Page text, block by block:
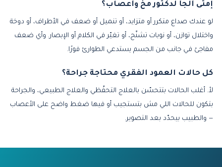
إمتى ألجأ لدكتور مخ وأعصاب؟
لو عندك صداع متكرر أو متزايد، أو تنميل أو ضعف في الأطراف، أو دوخة
واختلال توازن، أو نوبات تشنّج، أو تغيّر في الكلام أو الإبصار. وأي ضعف
مفاجئ في جانب من الجسم يستدعي الطوارئ فورًا.
كل حالات العمود الفقري محتاجة جراحة؟
لأ. أغلب الحالات بتتحسّن بالعلاج التحفّظي والعلاج الطبيعي، والجراحة
بتكون للحالات اللي مش بتستجيب أو فيها ضغط واضح على الأعصاب
— والطبيب بيحدّد بعد التصوير.